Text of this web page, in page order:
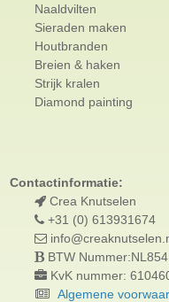
Naaldvilten
Sieraden maken
Houtbranden
Breien & haken
Strijk kralen
Diamond painting
Contactinformatie:
Crea Knutselen
+31 (0) 613931674
BTW
KvK nummer:
Algemene